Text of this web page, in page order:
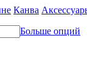
Канва
Больше опций